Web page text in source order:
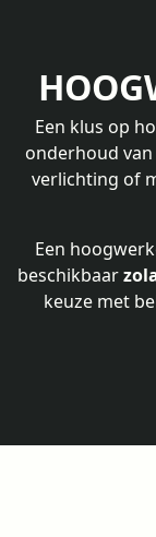
Een klus op
onderhoud
verlichting of
Een
beschikbaar
keuze met